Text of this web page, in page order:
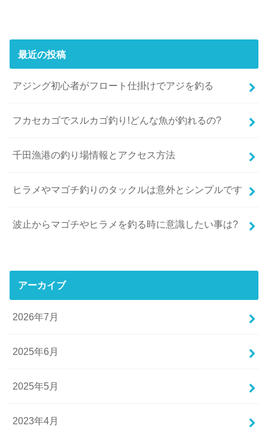
最近の投稿
アジング初心者がフロート仕掛けでアジを釣る
フカセカゴでスルカゴ釣り!どんな魚が釣れるの?
千田漁港の釣り場情報とアクセス方法
ヒラメやマゴチ釣りのタックルは意外とシンプルです
波止からマゴチやヒラメを釣る時に意識したい事は?
アーカイブ
2026年7月
2025年6月
2025年5月
2023年4月